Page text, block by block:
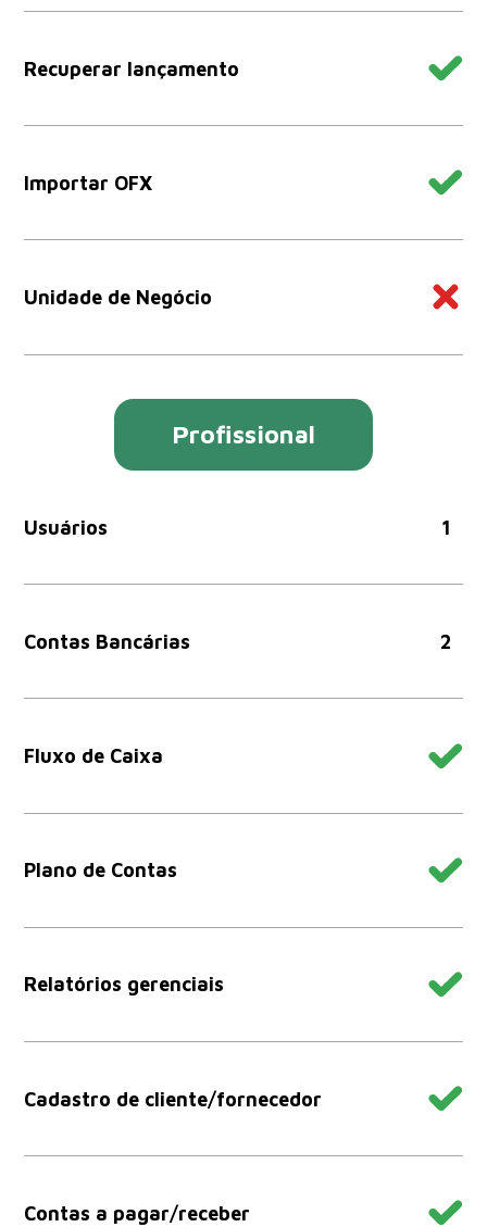
Recuperar lançamento
Importar OFX
Unidade de Negócio
Profissional
Usuários 1
Contas Bancárias 2
Fluxo de Caixa
Plano de Contas
Relatórios gerenciais
Cadastro de cliente/fornecedor
Contas a pagar/receber